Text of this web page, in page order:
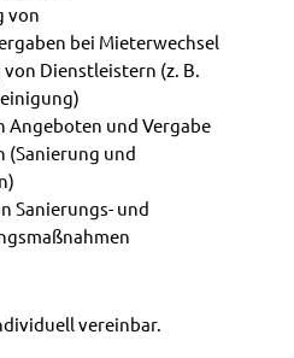
von
bei Mieterwechsel
Dienstleistern (z. B.
Angeboten und Vergabe
(Sanierung und
Sanierungs- und
vereinbar.